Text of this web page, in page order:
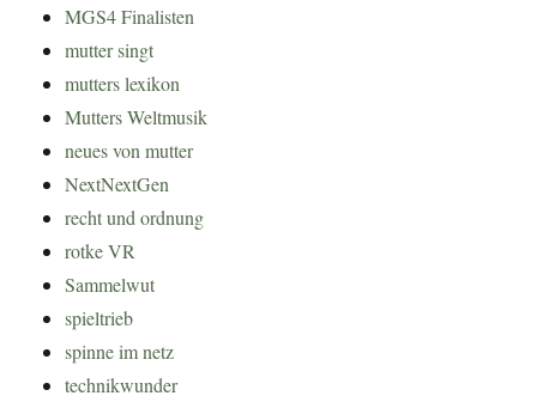
MGS4 Finalisten
mutter singt
mutters lexikon
Mutters Weltmusik
neues von mutter
NextNextGen
recht und ordnung
rotke VR
Sammelwut
spieltrieb
spinne im netz
technikwunder